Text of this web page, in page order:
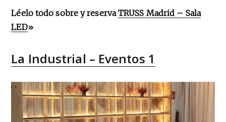
Léelo todo sobre y reservaTRUSS Madrid – Sala
LED»
La Industrial – Eventos 1